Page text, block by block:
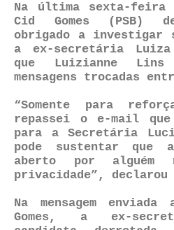
Na última sexta-feira
Cid Gomes (PSB)
obrigado a investigar
a ex-secretária
que Luizianne
mensagens trocadas
“Somente para
repassei o e-mail
para a Secretária
pode sustentar que
aberto por alguém
privacidade”,
Na mensagem
Gomes, a ex-